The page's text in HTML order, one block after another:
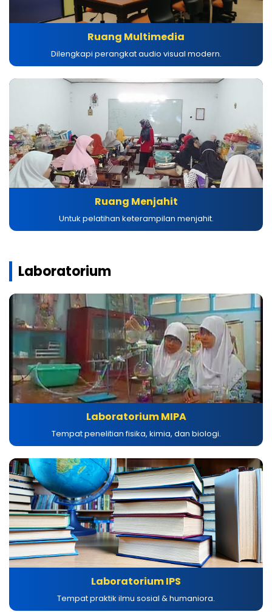
Ruang Multimedia
Dilengkapi perangkat audio visual modern.
Ruang Menjahit
Untuk pelatihan keterampilan menjahit.
Laboratorium
Laboratorium MIPA
Tempat penelitian fisika, kimia, dan biologi.
Laboratorium IPS
Tempat praktik ilmu sosial & humaniora.